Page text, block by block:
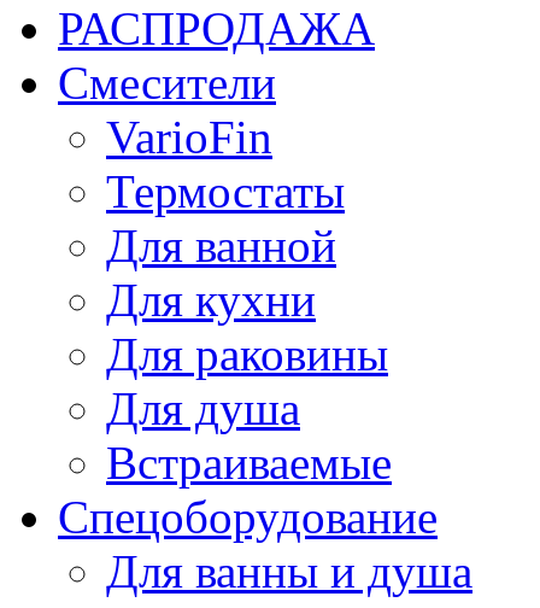
РАСПРОДАЖА
Смесители
VarioFin
Термостаты
Для ванной
Для кухни
Для раковины
Для душа
Встраиваемые
Спецоборудование
Для ванны и душа